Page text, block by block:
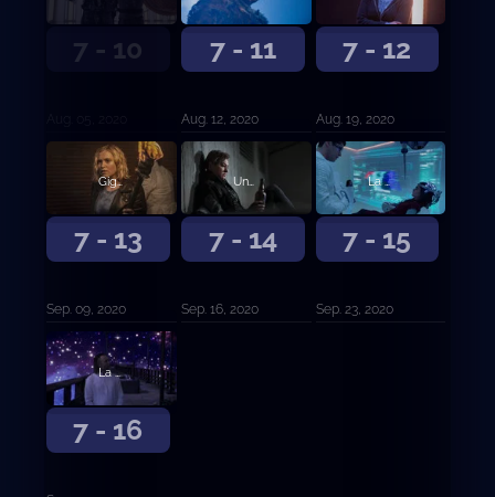
7 - 10 7 - 11
Aug. 12, 2020
7 - 12
Aug. 19, 2020
7 - 13
Gigante de sangre
Sep. 09, 2020
7 - 14
Una especie de regreso a casa
Sep. 16, 2020
7 - 15
La muerte de la luz
Sep. 23, 2020
7 - 16
La última guerra